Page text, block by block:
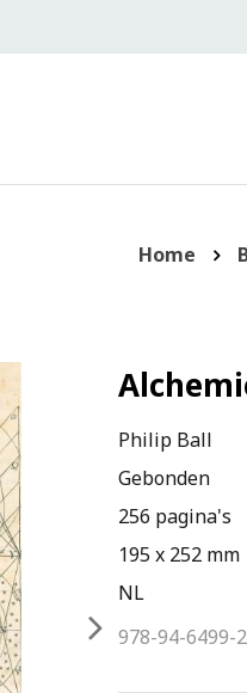
Home
Philip Ball
Gebonden
256 pagina's
195 x 252 mm
NL
978-94-6499-